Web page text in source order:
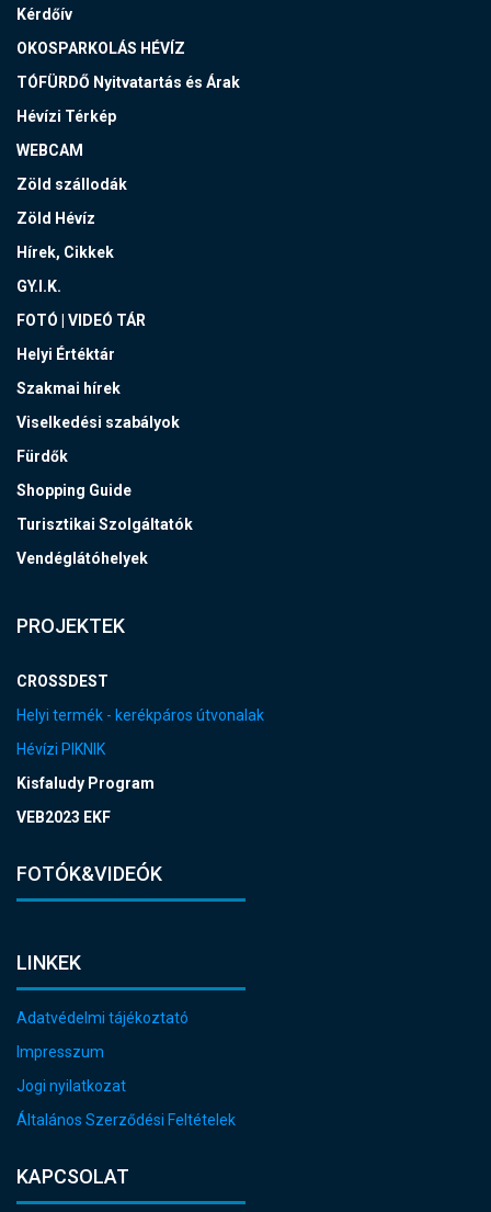
Kérdőív
OKOSPARKOLÁS HÉVÍZ
TÓFÜRDŐ Nyitvatartás és Árak
Hévízi Térkép
WEBCAM
Zöld szállodák
Zöld Hévíz
Hírek, Cikkek
GY.I.K.
FOTÓ | VIDEÓ TÁR
Helyi Értéktár
Szakmai hírek
Viselkedési szabályok
Fürdők
Shopping Guide
Turisztikai Szolgáltatók
Vendéglátóhelyek
PROJEKTEK
CROSSDEST
Helyi termék - kerékpáros útvonalak
Hévízi PIKNIK
Kisfaludy Program
VEB2023 EKF
FOTÓK&VIDEÓK
LINKEK
Adatvédelmi tájékoztató
Impresszum
Jogi nyilatkozat
Általános Szerződési Feltételek
KAPCSOLAT